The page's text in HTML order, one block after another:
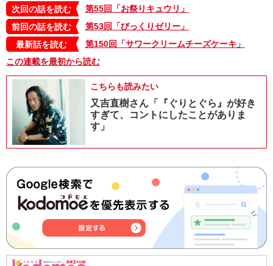
次回の話を読む
第55回「お祭りキュウリ」
前回の話を読む
第53回「びっくりゼリー」
最新話を読む
第150回「サワークリームチーズケーキ」
この連載を最初から読む
こちらも読みたい
又吉直樹さん「『ぐりとぐら』が好き
すぎて、コントにしたことがありま
す」